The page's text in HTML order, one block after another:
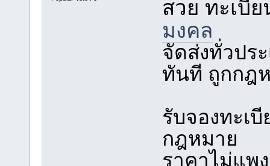
สวย ทะเบี
มงคล
จัดส่งทั่วปร
ทันที ถูกกฎ
รับจองทะเ
กฎหมาย
ราคาไม่แพ